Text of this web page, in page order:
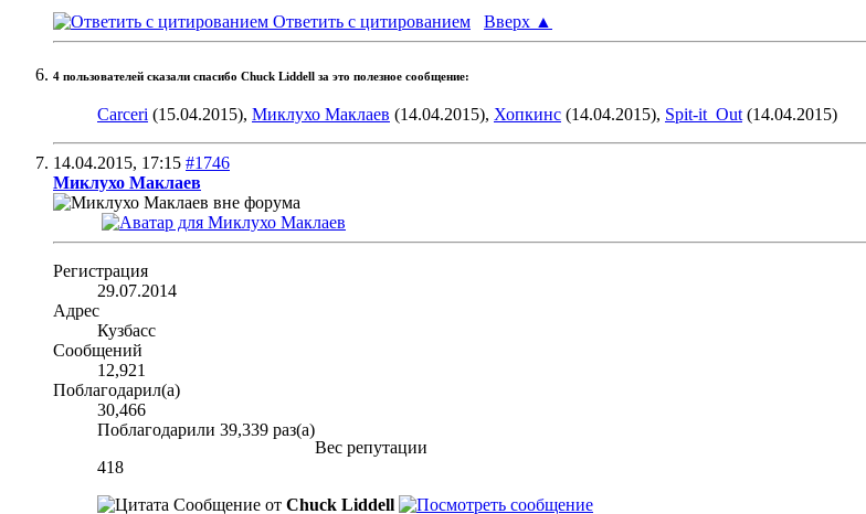
Ответить с цитированием Вверх ▲
4 пользователей сказали cпасибо Chuck Liddell за это полезное сообщение:
Carceri (15.04.2015), Миклухо Маклаев (14.04.2015), Хопкинс (14.04.2015), Spit-it_Out (14.04.2015)
14.04.2015, 17:15 #1746
Миклухо Маклаев
Регистрация
29.07.2014
Адрес
Кузбасс
Сообщений
12,921
Поблагодарил(а)
30,466
Поблагодарили 39,339 раз(а)
Вес репутации
418
Сообщение от Chuck Liddell